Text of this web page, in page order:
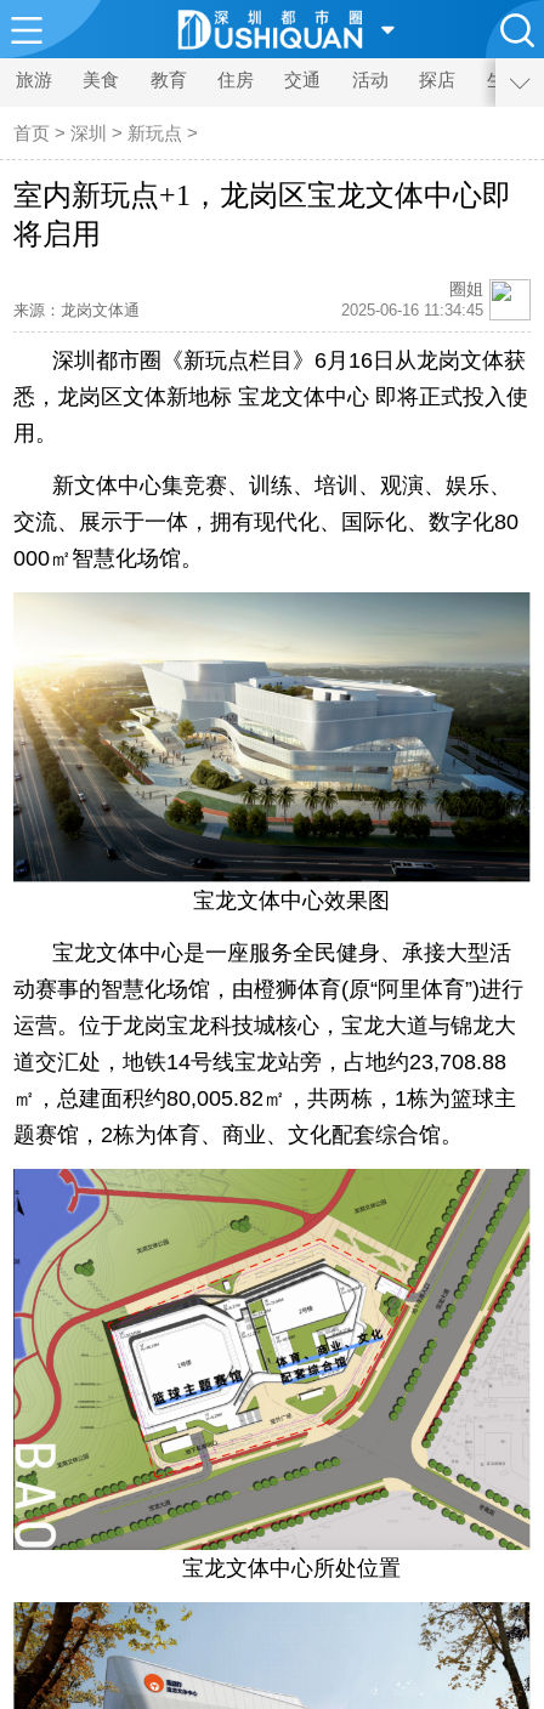
旅游 美食 教育 住房 交通 活动 探店 生活
首页 >深圳 > 新玩点 >
室内新玩点+1，龙岗区宝龙文体中心即
将启用
来源：龙岗文体通
圈姐
2025-06-16 11:34:45
深圳都市圈《新玩点栏目》6月16日从龙岗文体获
悉，龙岗区文体新地标 宝龙文体中心 即将正式投入使
用。
新文体中心集竞赛、训练、培训、观演、娱乐、
交流、展示于一体，拥有现代化、国际化、数字化80
000㎡智慧化场馆。
宝龙文体中心效果图
宝龙文体中心是一座服务全民健身、承接大型活
动赛事的智慧化场馆，由橙狮体育(原“阿里体育”)进行
运营。位于龙岗宝龙科技城核心，宝龙大道与锦龙大
道交汇处，地铁14号线宝龙站旁，占地约23,708.88
㎡，总建面积约80,005.82㎡，共两栋，1栋为篮球主
题赛馆，2栋为体育、商业、文化配套综合馆。
宝龙文体中心所处位置